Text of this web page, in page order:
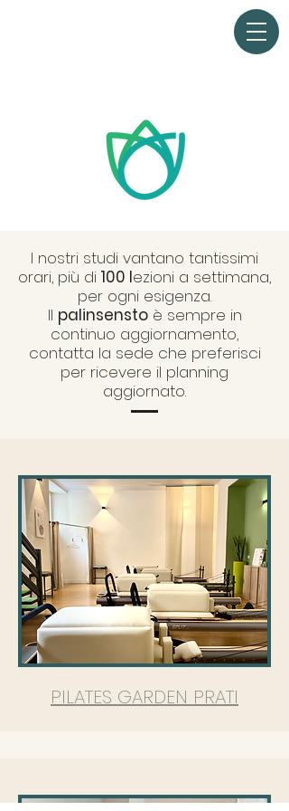
I nostri studi vantano tantissimi
orari, più di 100 lezioni a settimana,
per ogni esigenza.
Il palinsenstoè sempre in
continuo aggiornamento,
contatta la sede che preferisci
per ricevere il planning
aggiornato.
PILATES GARDEN PRATI